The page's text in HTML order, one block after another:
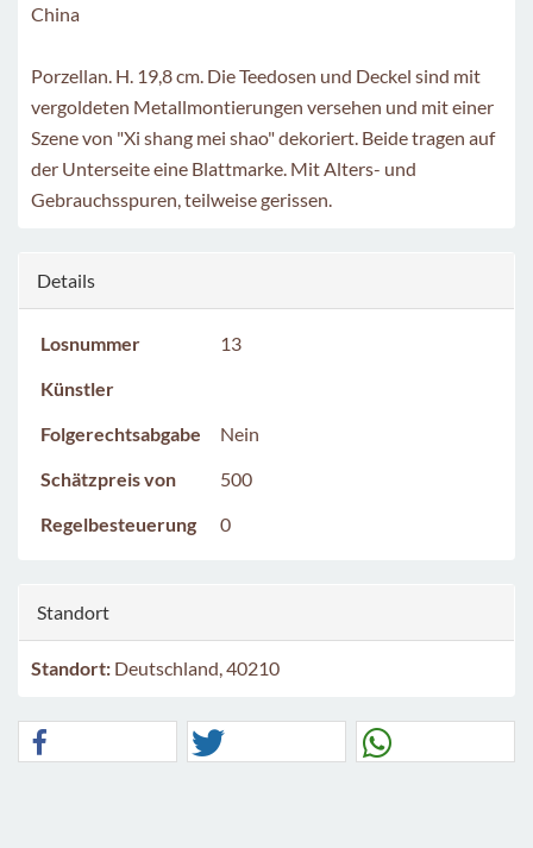
China
Porzellan. H. 19,8 cm. Die Teedosen und Deckel sind mit
vergoldeten Metallmontierungen versehen und mit einer
Szene von "Xi shang mei shao" dekoriert. Beide tragen auf
der Unterseite eine Blattmarke. Mit Alters- und
Gebrauchsspuren, teilweise gerissen.
Details
Losnummer
13
Künstler
Folgerechtsabgabe
Nein
Schätzpreis von
500
Regelbesteuerung
0
Standort
Standort: Deutschland, 40210